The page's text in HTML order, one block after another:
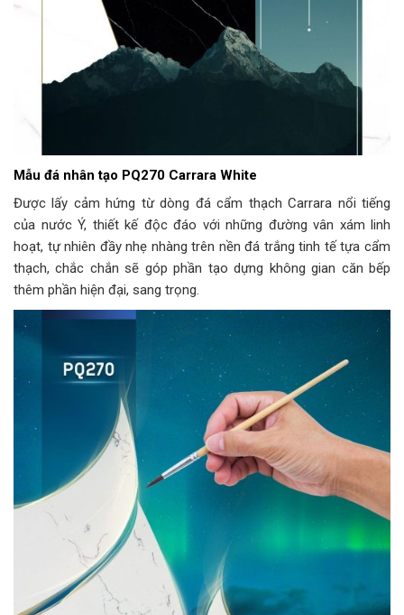
Mẫu đá nhân tạo PQ270 Carrara White
Được lấy cảm hứng từ dòng đá cẩm thạch Carrara nổi tiếng
của nước Ý, thiết kế độc đáo với những đường vân xám linh
hoạt, tự nhiên đầy nhẹ nhàng trên nền đá trắng tinh tế tựa cẩm
thạch, chắc chắn sẽ góp phần tạo dựng không gian căn bếp
thêm phần hiện đại, sang trọng.